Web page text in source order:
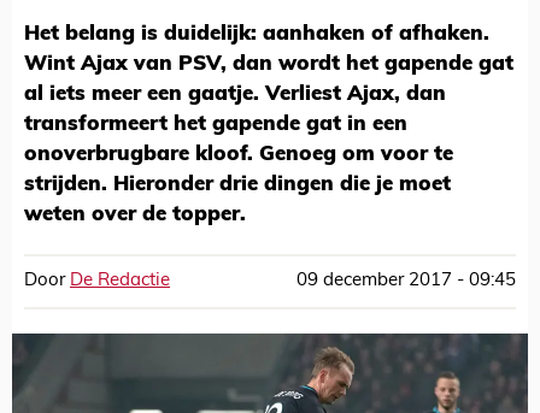
Het belang is duidelijk: aanhaken of afhaken.
Wint Ajax van PSV, dan wordt het gapende gat
al iets meer een gaatje. Verliest Ajax, dan
transformeert het gapende gat in een
onoverbrugbare kloof. Genoeg om voor te
strijden. Hieronder drie dingen die je moet
weten over de topper.
Door De Redactie 09 december 2017 - 09:45